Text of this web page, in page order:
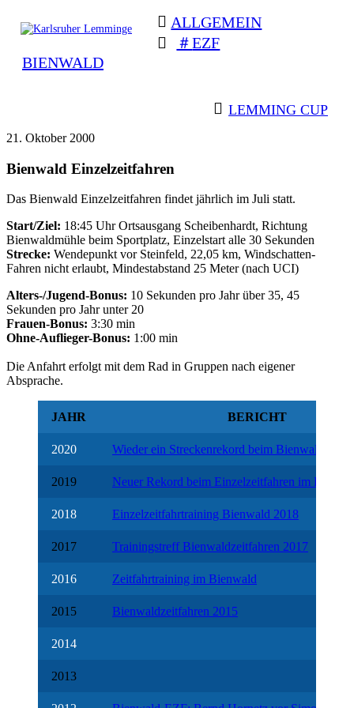
Karlsruher
Lemminge
Triathlon Radsport Skilanglauf
ALLGEMEIN
EZF
BIENWALD
BEITRAGSNAVIGATIONLEMMING CUP
21. Oktober 2000
Bienwald Einzelzeitfahren
Das Bienwald Einzelzeitfahren findet jährlich im Juli statt.
Start/Ziel: 18:45 Uhr Ortsausgang Scheibenhardt, Richtung
Bienwaldmühle beim Sportplatz, Einzelstart alle 30 Sekunden
Strecke: Wendepunkt vor Steinfeld, 22,05 km, Windschatten-
Fahren nicht erlaubt, Mindestabstand 25 Meter (nach UCI)
Alters-/Jugend-Bonus: 10 Sekunden pro Jahr über 35, 45
Sekunden pro Jahr unter 20
Frauen-Bonus: 3:30 min
Ohne-Auflieger-Bonus: 1:00 min
Die Anfahrt erfolgt mit dem Rad in Gruppen nach eigener
Absprache.
JAHR BERICHT
2020 Wieder ein Streckenrekord beim
2019 Neuer Rekord beim Einzelzeitfahren im
2018 Einzelzeitfahrtraining Bienwald 2018
2017 Trainingstreff Bienwaldzeitfahren 2017
2016 Zeitfahrtraining im Bienwald
2015 Bienwaldzeitfahren 2015
2014
2013